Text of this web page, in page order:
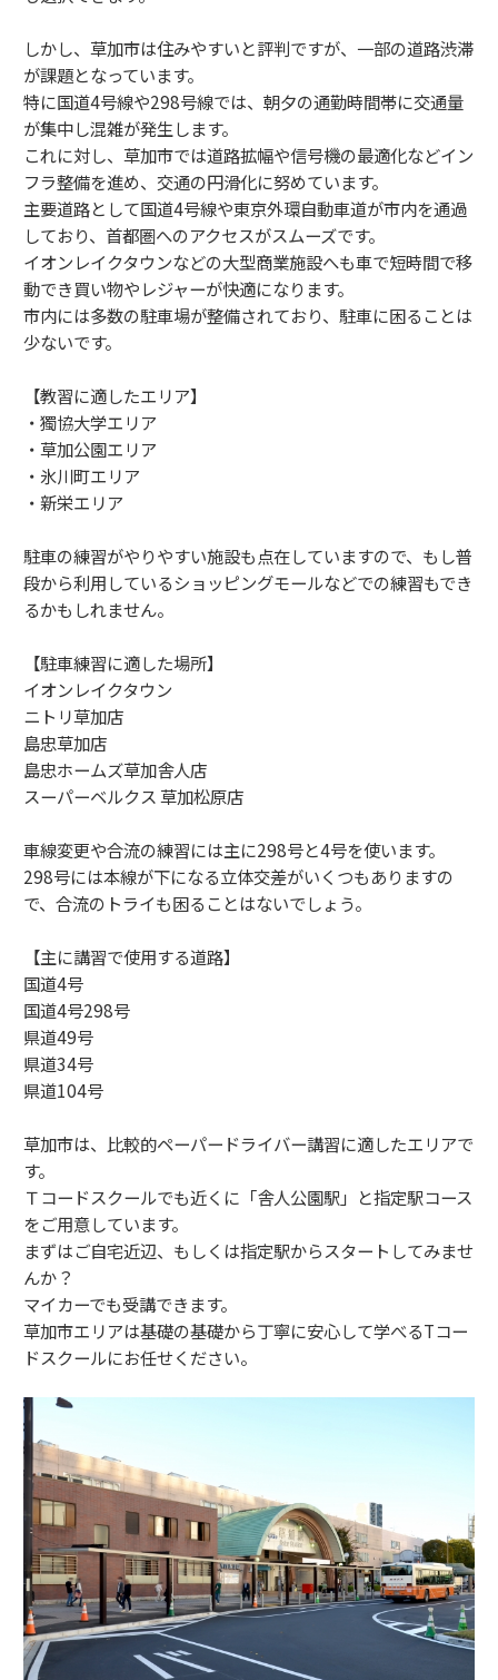
しかし、草加市は住みやすいと評判ですが、一部の道路渋滞
が課題となっています。
特に国道4号線や298号線では、朝夕の通勤時間帯に交通量
が集中し混雑が発生します。
これに対し、草加市では道路拡幅や信号機の最適化などイン
フラ整備を進め、交通の円滑化に努めています。
主要道路として国道4号線や東京外環自動車道が市内を通過
しており、首都圏へのアクセスがスムーズです。
イオンレイクタウンなどの大型商業施設へも車で短時間で移
動でき買い物やレジャーが快適になります。
市内には多数の駐車場が整備されており、駐車に困ることは
少ないです。
【教習に適したエリア】
・獨協大学エリア
・草加公園エリア
・氷川町エリア
・新栄エリア
駐車の練習がやりやすい施設も点在していますので、もし普
段から利用しているショッピングモールなどでの練習もでき
るかもしれません。
【駐車練習に適した場所】
イオンレイクタウン
ニトリ草加店
島忠草加店
島忠ホームズ草加舎人店
スーパーベルクス 草加松原店
車線変更や合流の練習には主に298号と4号を使います。
298号には本線が下になる立体交差がいくつもありますの
で、合流のトライも困ることはないでしょう。
【主に講習で使用する道路】
国道4号
国道4号298号
県道49号
県道34号
県道104号
草加市は、比較的ペーパードライバー講習に適したエリアで
す。
Ｔコードスクールでも近くに「舎人公園駅」と指定駅コース
をご用意しています。
まずはご自宅近辺、もしくは指定駅からスタートしてみませ
んか？
マイカーでも受講できます。
草加市エリアは基礎の基礎から丁寧に安心して学べるTコー
ドスクールにお任せください。